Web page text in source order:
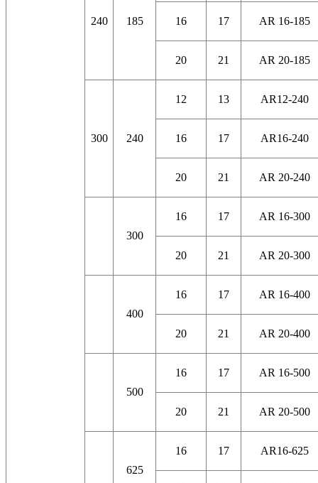
240 185 16 17 AR 16-185
20 21 AR 20-185
300 240
12 13 AR12-240
16 17 AR16-240
20 21 AR 20-240
300
16 17 AR 16-300
20 21 AR 20-300
400
16 17 AR 16-400
20 21 AR 20-400
500
16 17 AR 16-500
20 21 AR 20-500
625
16 17 AR16-625